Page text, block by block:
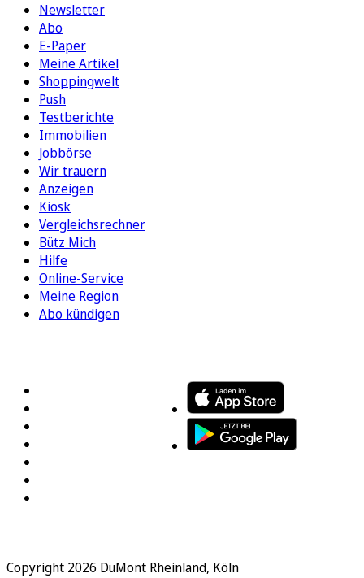
Newsletter
Abo
E-Paper
Meine Artikel
Shoppingwelt
Push
Testberichte
Immobilien
Jobbörse
Wir trauern
Anzeigen
Kiosk
Vergleichsrechner
Bütz Mich
Hilfe
Online-Service
Meine Region
Abo kündigen
Copyright 2026 DuMont Rheinland, Köln